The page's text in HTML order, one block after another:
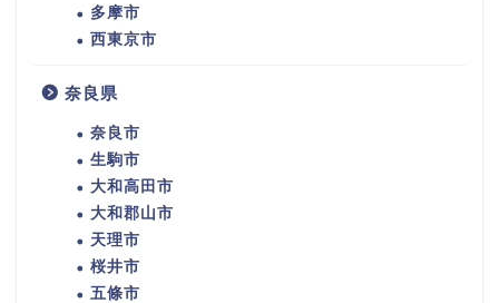
多摩市
西東京市
奈良県
奈良市
生駒市
大和高田市
大和郡山市
天理市
桜井市
五條市